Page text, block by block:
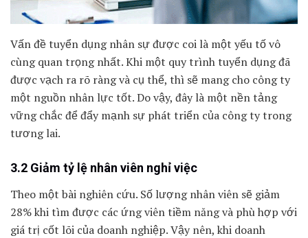
Vấn đề tuyển dụng nhân sự được coi là một yếu tố vô
cùng quan trọng nhất. Khi một quy trình tuyển dụng đã
được vạch ra rõ ràng và cụ thể, thì sẽ mang cho công ty
một nguồn nhân lực tốt. Do vậy, đây là một nền tảng
vững chắc để đẩy mạnh sự phát triển của công ty trong
tương lai.
3.2 Giảm tỷ lệ nhân viên nghỉ việc
Theo một bài nghiên cứu. Số lượng nhân viên sẽ giảm
28% khi tìm được các ứng viên tiềm năng và phù hợp với
giá trị cốt lõi của doanh nghiệp. Vậy nên, khi doanh